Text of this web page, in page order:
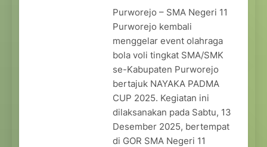
Purworejo – SMA Negeri 11
Purworejo kembali
menggelar event olahraga
bola voli tingkat SMA/SMK
se-Kabupaten Purworejo
bertajuk NAYAKA PADMA
CUP 2025. Kegiatan ini
dilaksanakan pada Sabtu, 13
Desember 2025, bertempat
di GOR SMA Negeri 11